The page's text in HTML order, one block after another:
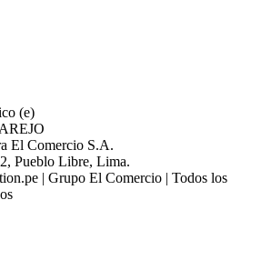
(e)
El Comercio S.A.
Pueblo Libre, Lima.
| Grupo El Comercio | Todos los